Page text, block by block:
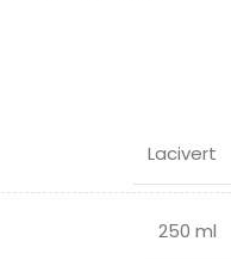
Lacivert
250 ml